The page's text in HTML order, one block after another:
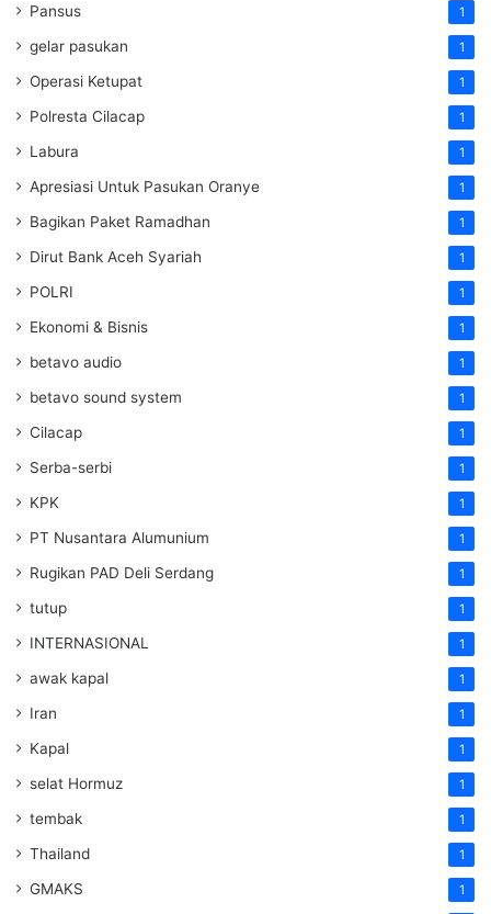
Pansus 1
gelar pasukan 1
Operasi Ketupat 1
Polresta Cilacap 1
Labura 1
Apresiasi Untuk Pasukan Oranye 1
Bagikan Paket Ramadhan 1
Dirut Bank Aceh Syariah 1
POLRI 1
Ekonomi & Bisnis 1
betavo audio 1
betavo sound system 1
Cilacap 1
Serba-serbi 1
KPK 1
PT Nusantara Alumunium 1
Rugikan PAD Deli Serdang 1
tutup 1
INTERNASIONAL 1
awak kapal 1
Iran 1
Kapal 1
selat Hormuz 1
tembak 1
Thailand 1
GMAKS 1